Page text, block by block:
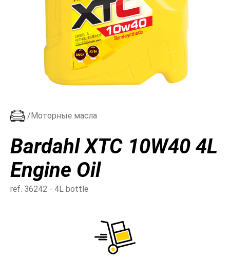
/Моторные масла
Bardahl XTC 10W40 4L
Engine Oil
ref. 36242 - 4L bottle